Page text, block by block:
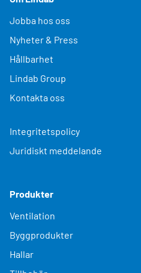
Jobba hos oss
Nyheter & Press
Hållbarhet
Lindab Group
Kontakta oss
Integritetspolicy
Juridiskt meddelande
Produkter
Ventilation
Byggprodukter
Hallar